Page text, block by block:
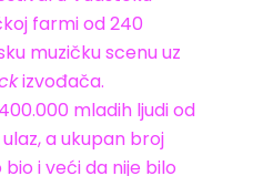
farmi od 240
muzičku scenu uz
izvođača.
mladih ljudi od
a ukupan broj
i veći da nije bilo